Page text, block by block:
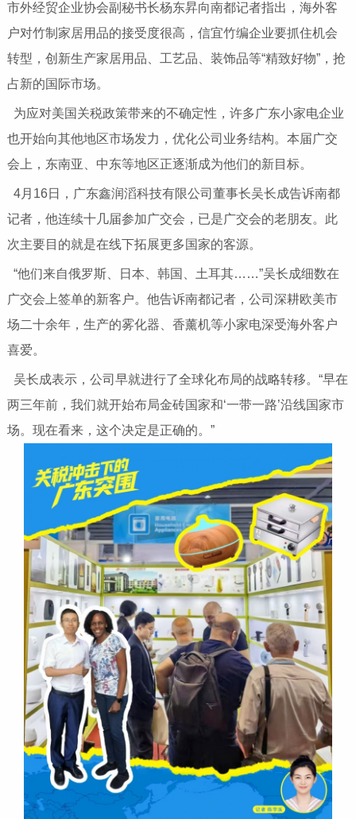
市外经贸企业协会副秘书长杨东昇向南都记者指出，海外客
户对竹制家居用品的接受度很高，信宜竹编企业要抓住机会
转型，创新生产家居用品、工艺品、装饰品等“精致好物”，抢
占新的国际市场。
为应对美国关税政策带来的不确定性，许多广东小家电企业
也开始向其他地区市场发力，优化公司业务结构。本届广交
会上，东南亚、中东等地区正逐渐成为他们的新目标。
4月16日，广东鑫润滔科技有限公司董事长吴长成告诉南都
记者，他连续十几届参加广交会，已是广交会的老朋友。此
次主要目的就是在线下拓展更多国家的客源。
“他们来自俄罗斯、日本、韩国、土耳其……”吴长成细数在
广交会上签单的新客户。他告诉南都记者，公司深耕欧美市
场二十余年，生产的雾化器、香薰机等小家电深受海外客户
喜爱。
吴长成表示，公司早就进行了全球化布局的战略转移。“早在
两三年前，我们就开始布局金砖国家和‘一带一路’沿线国家市
场。现在看来，这个决定是正确的。”